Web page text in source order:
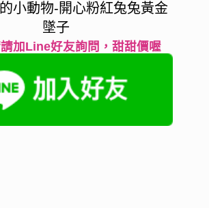
小動物-開心粉紅兔兔黃金
墜子
加Line好友詢問，甜甜價喔